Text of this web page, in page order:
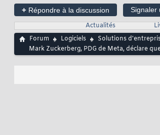
+ Répondre à la discussion
Signaler
Actualités
Forum
Logiciels Solutions
Mark Zuckerberg, PDG de Meta, déclare